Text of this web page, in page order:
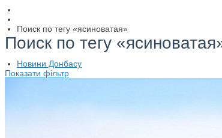
Поиск по тегу «ясиноватая»
Поиск по тегу
Новини Донбасу
Показати фільтр